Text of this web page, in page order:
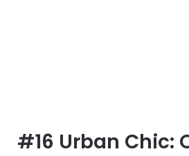
#16 Urban Chic: